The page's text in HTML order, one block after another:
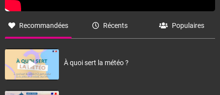
Recommandées Récents Populaires
À quoi sert la météo ?